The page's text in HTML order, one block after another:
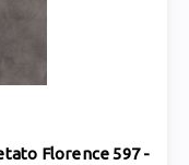
Florence 597 -